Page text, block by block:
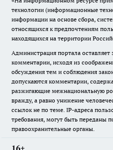
технологии (информационные
информации на основе сбора,
относящихся к предпочтениям
находящихся на территории
Администрация портала оставляет
комментарии, исходя из
обсуждения тем и соблюдения
допускаются комментарии,
разжигающие межнациональную
вражду, а равно унижение
ссылок не по теме. IP-адреса
требования, могут быть переданы
правоохранительные органы.